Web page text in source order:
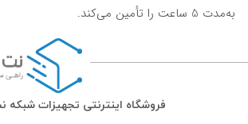
به‌مدت 5 ساعت را تأمین می‌کند.
فروشگاه اینترنتی تجهیزات شبکه